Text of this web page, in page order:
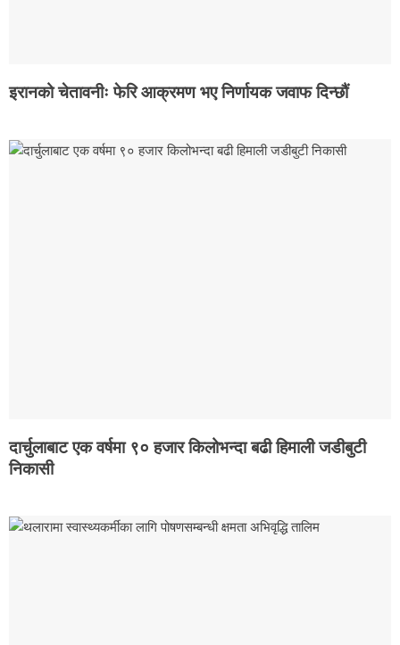
इरानको चेतावनीः फेरि आक्रमण भए निर्णायक जवाफ दिन्छौं
दार्चुलाबाट एक वर्षमा ९० हजार किलोभन्दा बढी हिमाली जडीबुटी
निकासी